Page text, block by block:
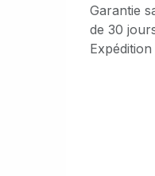
Garantie
de 30